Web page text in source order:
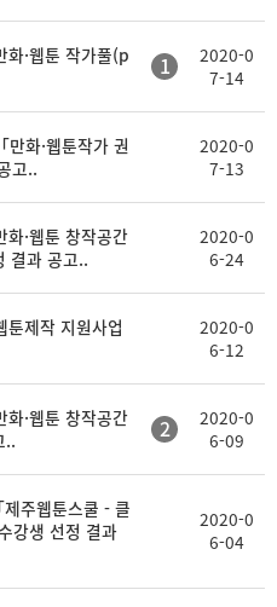
·웹툰 작가풀(p
1
2020-0
7-14
화·웹툰작가 권
고..
2020-0
7-13
·웹툰 창작공간
결과 공고..
2020-0
6-24
제작 지원사업
2020-0
6-12
·웹툰 창작공간
..
2
2020-0
6-09
주웹툰스쿨 - 클
강생 선정 결과
2020-0
6-04